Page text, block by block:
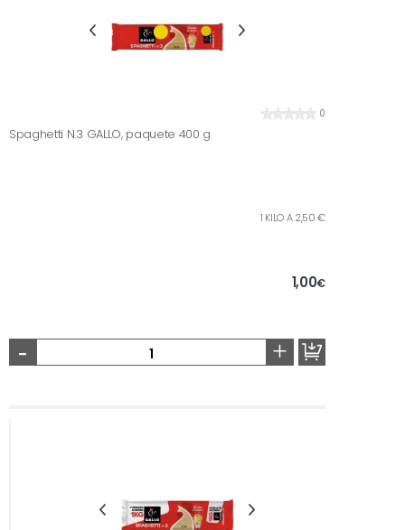
0
Spaghetti N.3 GALLO, paquete 400 g
1 KILO A 2,50 €
1,00€
- +